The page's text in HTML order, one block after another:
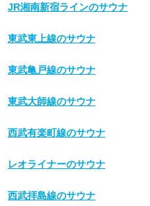
JR湘南新宿ラインのサウナ
東武東上線のサウナ
東武亀戸線のサウナ
東武大師線のサウナ
西武有楽町線のサウナ
レオライナーのサウナ
西武拝島線のサウナ